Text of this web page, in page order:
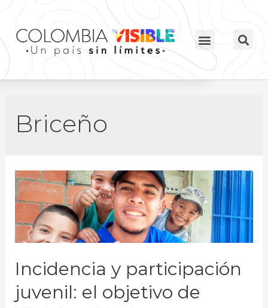
Briceño
Incidencia y participación
juvenil: el objetivo de